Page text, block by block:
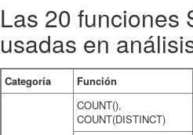
Las 20 funciones
usadas en
Categoría Función
COUNT(),
COUNT(DISTINCT)